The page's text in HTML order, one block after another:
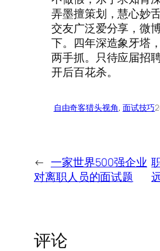
弄墨擅策划，慧心妙舌
交友广泛爱分享，微
下。四年深造象牙塔
两手抓。只待应届招
开后百花杀。
自由奇客猎头视角, 面试技巧
← 一家世界500强企业
对离职人员的面试题
评论